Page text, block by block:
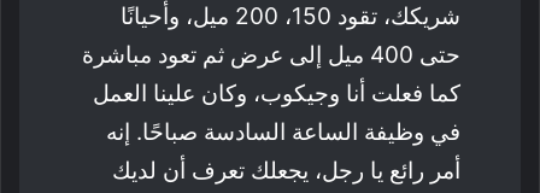
شريكك، تقود 150، 200 ميل، وأحيانًا
حتى 400 ميل إلى عرض ثم تعود مباشرة
كما فعلت أنا وجيكوب، وكان علينا العمل
في وظيفة الساعة السادسة صباحًا. إنه
أمر رائع يا رجل، يجعلك تعرف أن لديك